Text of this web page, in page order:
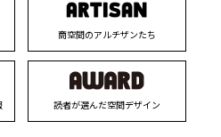
商空間のアルチザンたち
読者が選んだ空間デザイン